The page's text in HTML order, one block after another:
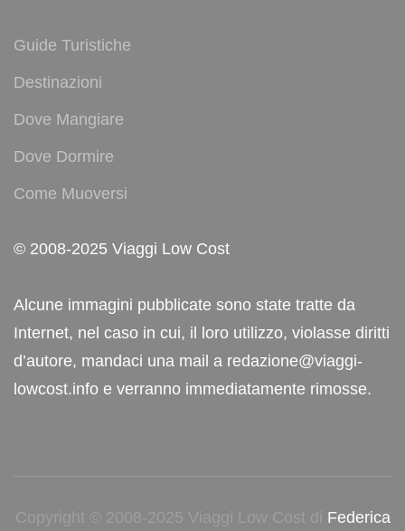
Guide Turistiche
Destinazioni
Dove Mangiare
Dove Dormire
Come Muoversi
© 2008-2025 Viaggi Low Cost
Alcune immagini pubblicate sono state tratte da
Internet, nel caso in cui, il loro utilizzo, violasse diritti
d’autore, mandaci una mail a redazione@viaggi-
lowcost.info e verranno immediatamente rimosse.
Copyright © 2008-2025 Viaggi Low Cost di Federica